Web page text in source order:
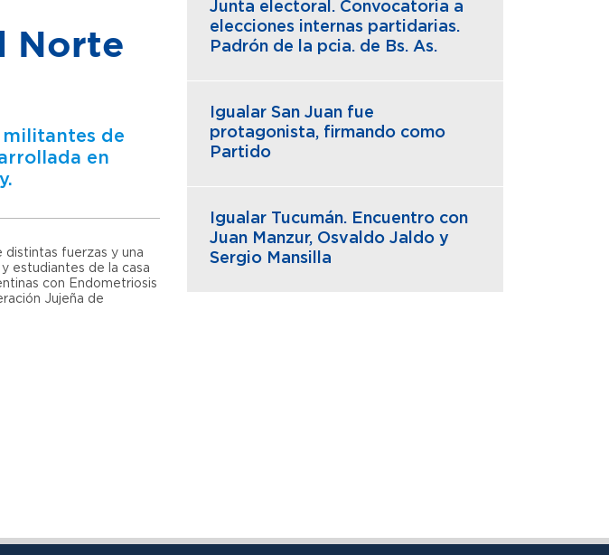
Norte
de
en
distintas fuerzas y una
estudiantes de la casa
con Endometriosis
Jujeña de
Junta electoral. Convocatoria a
elecciones internas partidarias.
Padrón de la pcia. de Bs. As.
Igualar San Juan fue
protagonista, firmando como
Partido
Igualar Tucumán. Encuentro con
Juan Manzur, Osvaldo Jaldo y
Sergio Mansilla